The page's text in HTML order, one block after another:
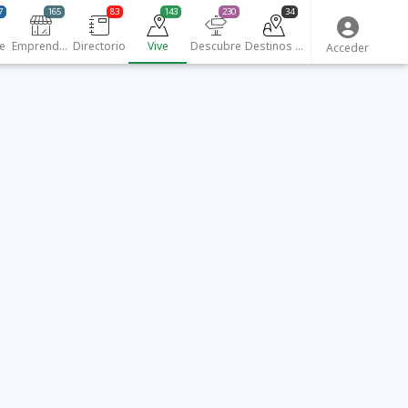
Emprendedores
165
Directorio
83
Vive
143
Descubre
230
Destinos turísticos
34
Acceder